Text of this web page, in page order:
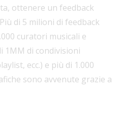
ottenere un feedback
di 5 milioni di feedback
curatori musicali e
1MM di condivisioni
ecc.) e più di 1.000
sono avvenute grazie a